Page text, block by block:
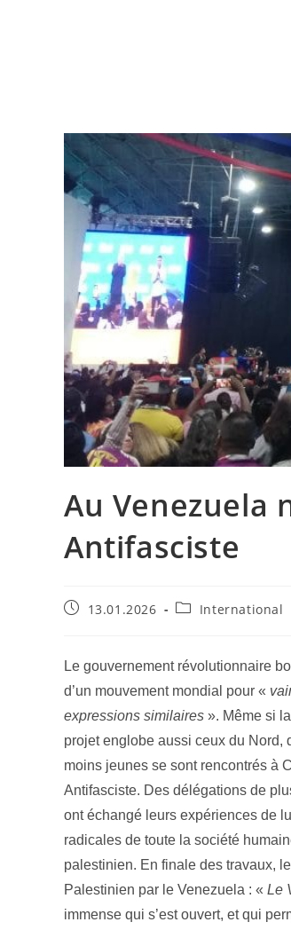
Au Venezuela
Antifasciste
13.01.2026 International
Le gouvernement révolutionnaire
d’un mouvement mondial pour «
expressions similaires ». Même si
projet englobe aussi ceux du Nord,
moins jeunes se sont rencontrés à
Antifasciste. Des délégations de
ont échangé leurs expériences de
radicales de toute la société
palestinien. En finale des travaux,
Palestinien par le Venezuela : « Le
immense qui s’est ouvert, et qui